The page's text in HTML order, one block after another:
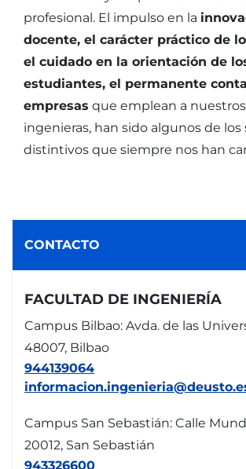
profesional. El impulso en la
docente, el carácter práctico de
el cuidado en la orientación de
estudiantes, el permanente
empresas que emplean a
ingenieras, han sido algunos de los
distintivos que siempre nos han
CONTACTO
FACULTAD DE INGENIERÍA
Campus Bilbao: Avda. de las
48007, Bilbao
944139064
Campus San Sebastián: Calle
20012, San Sebastián
943326600